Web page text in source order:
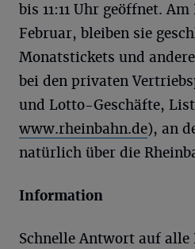
bis 11:11 Uhr geöffnet.
Februar, bleiben sie
Monatstickets und
bei den privaten
und Lotto-Geschäfte,
www.rheinbahn.de), an
natürlich über die
Information
Schnelle Antwort auf alle